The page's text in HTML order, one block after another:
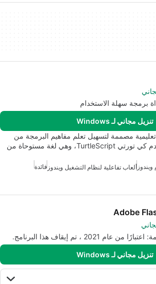
تنزيل مجاني لـ Windows
مصممة لتسهيل تعلم مفاهيم البرمجة من
خلال واجهة بصرية. تستخدم كي تورتي TurtleScript، وهي لغة مستوحاة من
ألعاب تفاعلية لنظام التشغيل ويندوز فائدة
Adobe
عام 2021 ، تم إيقاف هذا البرنامج.
تنزيل مجاني لـ Windows